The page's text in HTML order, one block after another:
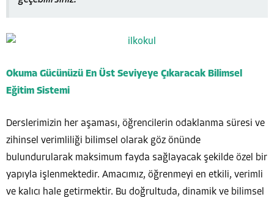
Okuma Gücünüzü En Üst Seviyeye Çıkaracak Bilimsel
Eğitim Sistemi
Derslerimizin her aşaması, öğrencilerin odaklanma süresi ve
zihinsel verimliliği bilimsel olarak göz önünde
bulundurularak maksimum fayda sağlayacak şekilde özel bir
yapıyla işlenmektedir. Amacımız, öğrenmeyi en etkili, verimli
ve kalıcı hale getirmektir. Bu doğrultuda, dinamik ve bilimsel